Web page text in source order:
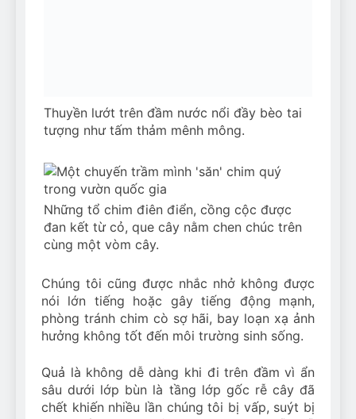
Thuyền lướt trên đầm nước nổi đầy bèo tai
tượng như tấm thảm mênh mông.
Những tổ chim điên điển, cồng cộc được
đan kết từ cỏ, que cây nằm chen chúc trên
cùng một vòm cây.
Chúng tôi cũng được nhắc nhở không được
nói lớn tiếng hoặc gây tiếng động mạnh,
phòng tránh chim cò sợ hãi, bay loạn xạ ảnh
hưởng không tốt đến môi trường sinh sống.
Quả là không dễ dàng khi đi trên đầm vì ẩn
sâu dưới lớp bùn là tầng lớp gốc rễ cây đã
chết khiến nhiều lần chúng tôi bị vấp, suýt bị